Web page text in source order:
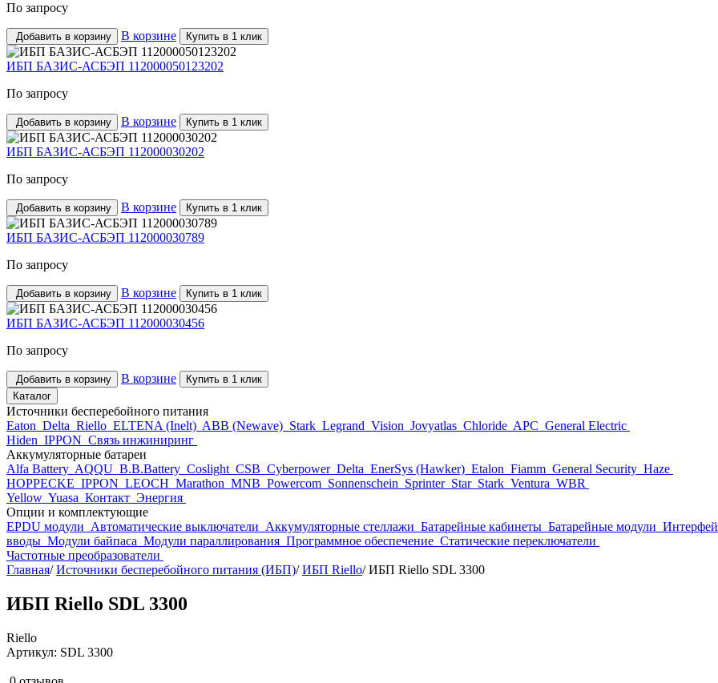
По запросу
Добавить в корзину В корзине Купить в 1 клик
ИБП БАЗИС-АСБЭП 112000050123202
По запросу
Добавить в корзину В корзине Купить в 1 клик
ИБП БАЗИС-АСБЭП 112000030202
По запросу
Добавить в корзину В корзине Купить в 1 клик
ИБП БАЗИС-АСБЭП 112000030789
По запросу
Добавить в корзину В корзине Купить в 1 клик
ИБП БАЗИС-АСБЭП 112000030456
По запросу
Добавить в корзину В корзине
Купить в 1 клик
Каталог
Источники бесперебойного питания
Eaton Delta Riello ELTENA (Inelt) ABB (Newave) Stark Legrand Vision Jovyatlas Chloride APC General Electric
Hiden IPPON Связь инжиниринг
Аккумуляторные батареи
Alfa Battery AQQU B.B.Battery Coslight CSB Cyberpower Delta EnerSys (Hawker) Etalon Fiamm General Security Haze
HOPPECKE IPPON LEOCH Marathon MNB Powercom Sonnenschein Sprinter Star Stark Ventura WBR
Yellow Yuasa Контакт Энергия
Опции и комплектующие
EPDU модули Автоматические выключатели Аккумуляторные стеллажи Батарейные кабинеты Батарейные модули
вводы Модули байпаса Модули параллирования Программное обеспечение Статические переключатели
Частотные преобразователи
Главная/ Источники бесперебойного питания (ИБП)/ ИБП Riello/ ИБП Riello SDL 3300
ИБП Riello SDL 3300
Riello
Артикул: SDL 3300